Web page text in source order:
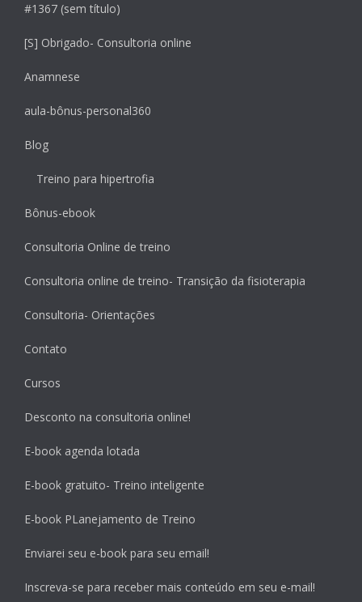
#1367 (sem título)
[S] Obrigado- Consultoria online
Anamnese
aula-bônus-personal360
Blog
Treino para hipertrofia
Bônus-ebook
Consultoria Online de treino
Consultoria online de treino- Transição da fisioterapia
Consultoria- Orientações
Contato
Cursos
Desconto na consultoria online!
E-book agenda lotada
E-book gratuito- Treino inteligente
E-book PLanejamento de Treino
Enviarei seu e-book para seu email!
Inscreva-se para receber mais conteúdo em seu e-mail!